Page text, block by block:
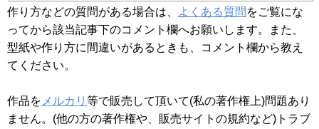
作り方などの質問がある場合は、 よくある質問 をご覧にな
ってから該当記事下のコメント欄へお願いします。また、
型紙や作り方に間違いがあるときも、コメント欄から教え
てください。
作品を メルカリ 等で販売して頂いて(私の著作権上)問題あり
ません。(他の方の著作権や、販売サイトの規約など)トラブ